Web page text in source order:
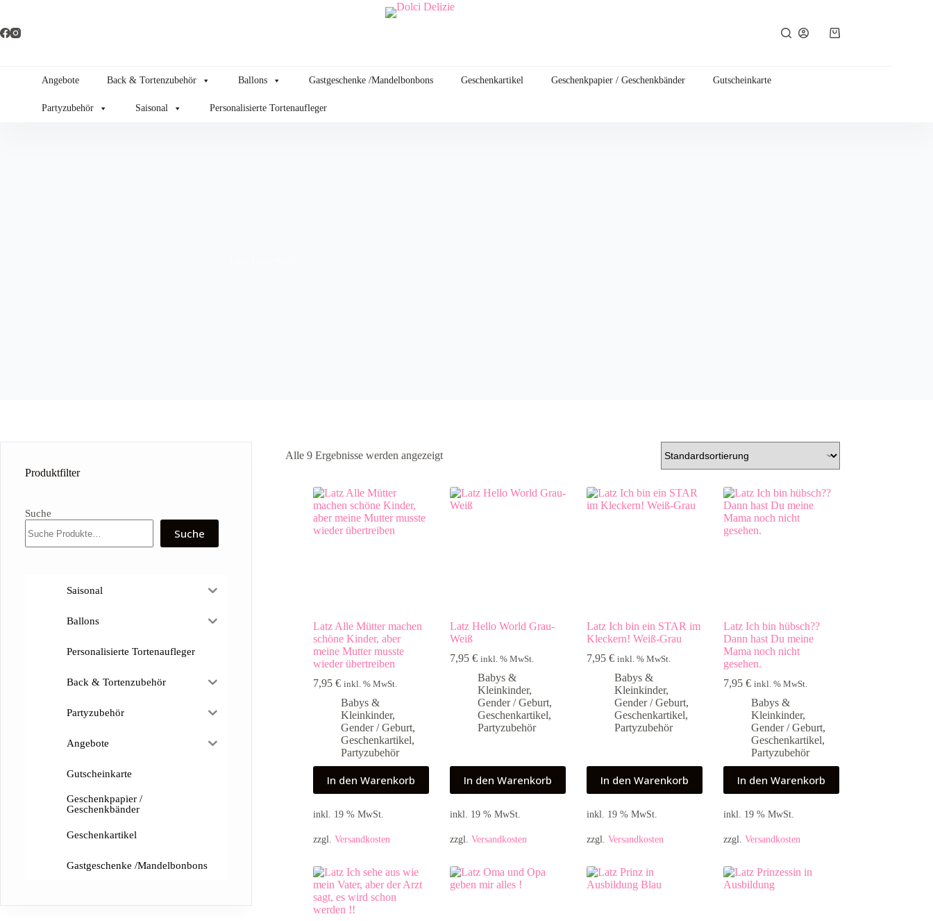
springen
Warenkorb
Angebote Back & Tortenzubehör Ballons Gastgeschenke /Mandelbonbons Geschenkartikel Geschenkpapier / Geschenkbänder Gutscheinkarte
Partyzubehör Saisonal Personalisierte Tortenaufleger
Alle 9 Ergebnisse werden angezeigt
Latz Alle Mütter machen
schöne Kinder, aber
meine Mutter musste
wieder übertreiben
7,95€ inkl. % MwSt.
Babys &
Kleinkinder,
Gender / Geburt,
Geschenkartikel,
Partyzubehör
In den Warenkorb
inkl. 19 % MwSt.
zzgl.Versandkosten
Latz Hello World Grau-
Weiß
7,95€ inkl. % MwSt.
Babys &
Kleinkinder,
Gender / Geburt,
Geschenkartikel,
Partyzubehör
In den Warenkorb
inkl. 19 % MwSt.
zzgl.Versandkosten
Latz Ich bin ein STAR im
Kleckern! Weiß-Grau
7,95€ inkl. % MwSt.
Babys &
Kleinkinder,
Gender / Geburt,
Geschenkartikel,
Partyzubehör
In den Warenkorb
inkl. 19 % MwSt.
zzgl.Versandkosten
Latz Ich bin hübsch??
Dann hast Du meine
Mama noch nicht
gesehen.
7,95€ inkl. % MwSt.
Babys &
Kleinkinder,
Gender / Geburt,
Geschenkartikel,
Partyzubehör
In den Warenkorb
inkl. 19 % MwSt.
zzgl.Versandkosten
Produktfilter
Suche
Suche
Saisonal
Ballons
Personalisierte Tortenaufleger
Back & Tortenzubehör
Partyzubehör
Angebote
Gutscheinkarte
Geschenkpapier /
Geschenkbänder
Geschenkartikel
Gastgeschenke /Mandelbonbons